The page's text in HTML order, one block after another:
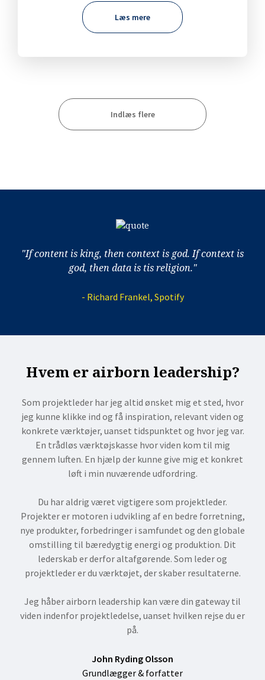
Læs mere
Indlæs flere
"If content is king, then context is god. If context is
god, then data is tis religion."
- Richard Frankel, Spotify
Hvem er airborn leadership?
Som projektleder har jeg altid ønsket mig et sted, hvor
jeg kunne klikke ind og få inspiration, relevant viden og
konkrete værktøjer, uanset tidspunktet og hvor jeg var.
En trådløs værktøjskasse hvor viden kom til mig
gennem luften. En hjælp der kunne give mig et konkret
løft i min nuværende udfordring.
Du har aldrig været vigtigere som projektleder.
Projekter er motoren i udvikling af en bedre forretning,
nye produkter, forbedringer i samfundet og den globale
omstilling til bæredygtig energi og produktion. Dit
lederskab er derfor altafgørende. Som leder og
projektleder er du værktøjet, der skaber resultaterne.
Jeg håber airborn leadership kan være din gateway til
viden indenfor projektledelse, uanset hvilken rejse du er
på.
John Ryding Olsson
Grundlægger & forfatter